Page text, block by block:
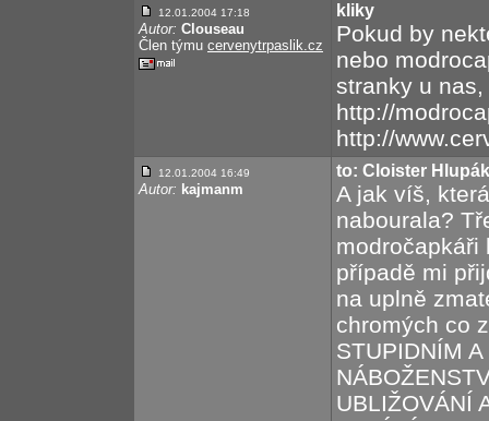
12.01.2004 17:18
Autor: Clouseau
Člen týmu cervenytrpaslik.cz
kliky
Pokud by
nebo
stranky u
http://
http://
12.01.2004 16:49
Autor: kajmanm
to: Cloister
A jak víš,
nabourala?
modročapkáři
případě mi
na uplně
chromých co
STUPIDNÍM
UBLIŽOVÁNÍ